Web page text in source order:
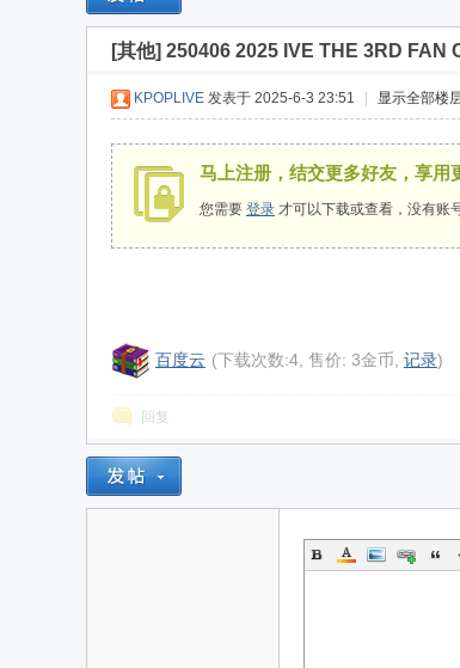
» › › ›
[其他] 250406 2025 IVE THE 3RD FAN
KPOPLIVE 发表于 2025-6-3 23:51 显示全部楼
马上注册，结交更多好友，享用
您需要 登录 才可以下载或查看，没有账
百度云 (下载次数:4, 售价: 3金币, 记录)
回复